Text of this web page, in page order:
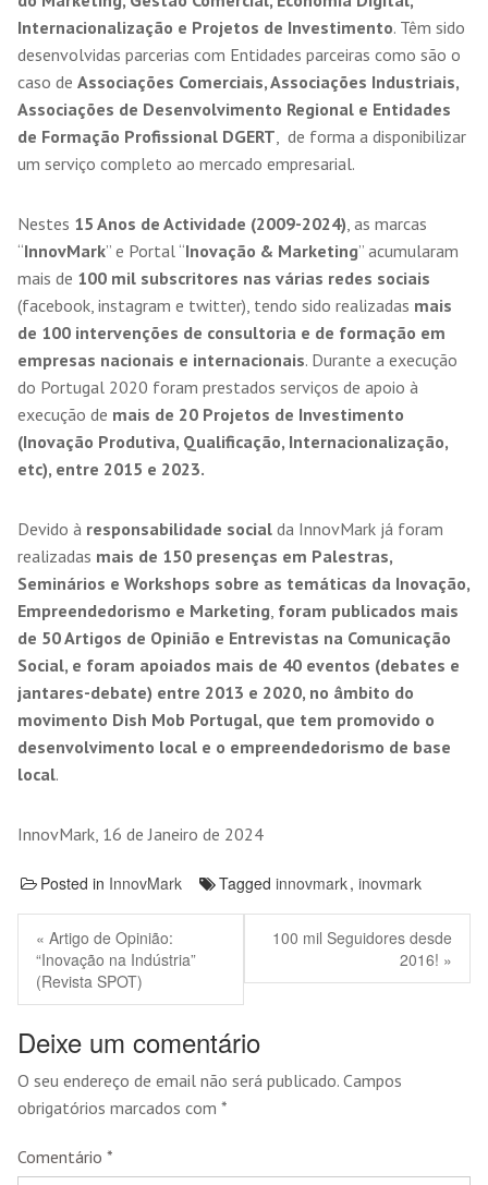
Internacionalização e Projetos de Investimento. Têm sido
desenvolvidas parcerias com Entidades parceiras como são o
caso de Associações Comerciais, Associações Industriais,
Associações de Desenvolvimento Regional e Entidades
de Formação Profissional DGERT, de forma a disponibilizar
um serviço completo ao mercado empresarial.
Nestes 15 Anos de Actividade (2009-2024), as marcas
“InnovMark” e Portal “Inovação & Marketing” acumularam
mais de 100 mil subscritores nas várias redes sociais
(facebook, instagram e twitter), tendo sido realizadas mais
de 100 intervenções de consultoria e de formação em
empresas nacionais e internacionais. Durante a execução
do Portugal 2020 foram prestados serviços de apoio à
execução de mais de 20 Projetos de Investimento
(Inovação Produtiva, Qualificação, Internacionalização,
etc), entre 2015 e 2023.
Devido à responsabilidade social da InnovMark já foram
realizadas mais de 150 presenças em Palestras,
Seminários e Workshops sobre as temáticas da Inovação,
Empreendedorismo e Marketing, foram publicados mais
de 50 Artigos de Opinião e Entrevistas na Comunicação
Social, e foram apoiados mais de 40 eventos (debates e
jantares-debate) entre 2013 e 2020, no âmbito do
movimento Dish Mob Portugal, que tem promovido o
desenvolvimento local e o empreendedorismo de base
local.
InnovMark, 16 de Janeiro de 2024
Posted in InnovMark Tagged innovmark, inovmark
« Artigo de Opinião:
“Inovação na Indústria”
(Revista SPOT)
100 mil Seguidores desde
2016! »
Deixe um comentário
O seu endereço de email não será publicado. Campos
obrigatórios marcados com *
Comentário *